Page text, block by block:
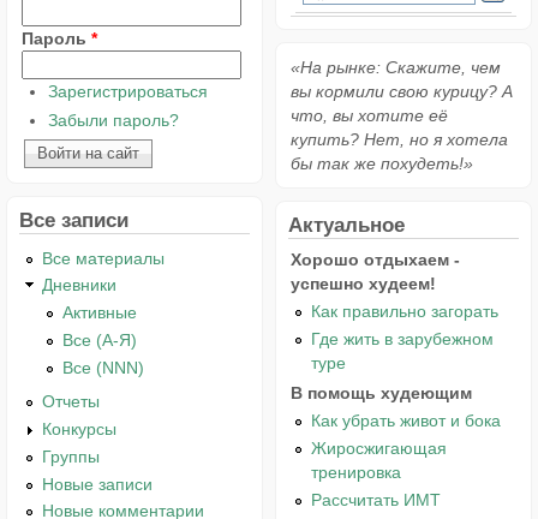
Пароль *
Зарегистрироваться
Забыли пароль?
Все записи
Все материалы
Дневники
Активные
Все (А-Я)
Все (NNN)
Отчеты
Конкурсы
Группы
Новые записи
Новые комментарии
«На рынке: Скажите, чем
вы кормили свою курицу? А
что, вы хотите её
купить? Нет, но я хотела
бы так же похудеть!»
Актуальное
Хорошо отдыхаем -
успешно худеем!
Как правильно загорать
Где жить в зарубежном
туре
В помощь худеющим
Как убрать живот и бока
Жиросжигающая
тренировка
Рассчитать ИМТ